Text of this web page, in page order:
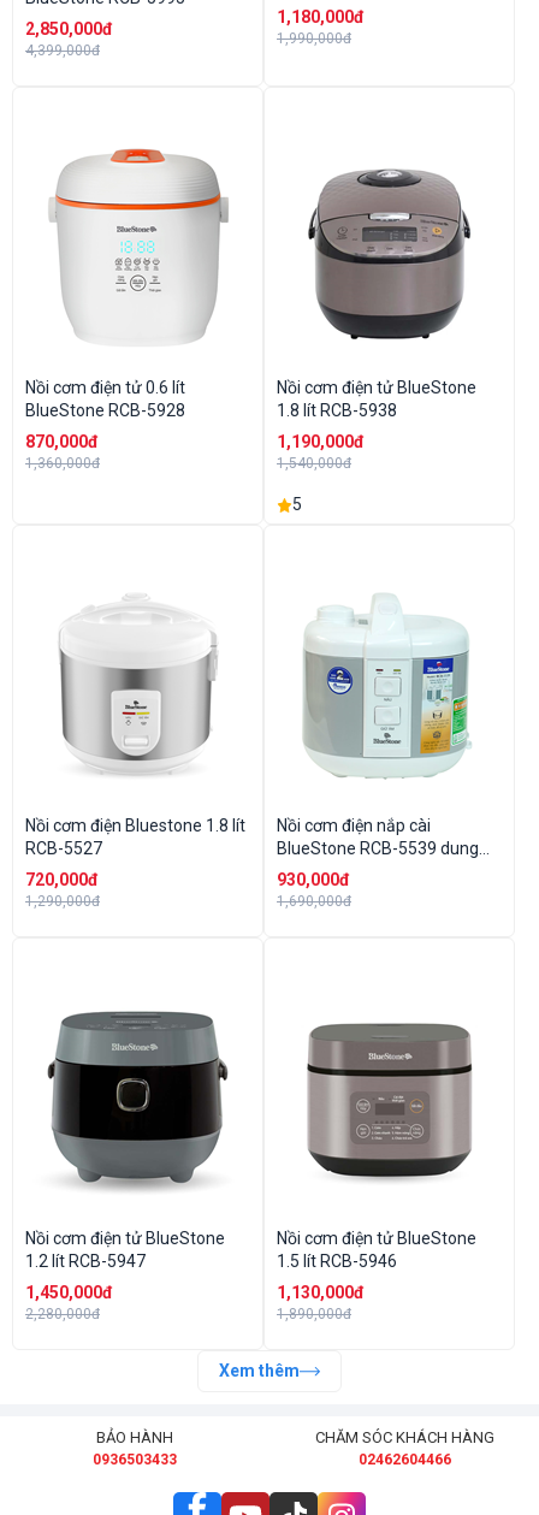
2,850,000đ
4,399,000đ
1,180,000đ
1,990,000đ
Nồi cơm điện tử 0.6 lít
BlueStone RCB-5928
870,000đ
1,360,000đ
Nồi cơm điện tử BlueStone
1.8 lít RCB-5938
1,190,000đ
1,540,000đ
5
Nồi cơm điện Bluestone 1.8 lít
RCB-5527
720,000đ
1,290,000đ
Nồi cơm điện nắp cài
BlueStone RCB-5539 dung
tích 1.8 lít
930,000đ
1,690,000đ
Nồi cơm điện tử BlueStone
1.2 lít RCB-5947
1,450,000đ
2,280,000đ
Nồi cơm điện tử BlueStone
1.5 lít RCB-5946
1,130,000đ
1,890,000đ
Xem thêm
BẢO HÀNH
0936503433
CHĂM SÓC KHÁCH HÀNG
02462604466